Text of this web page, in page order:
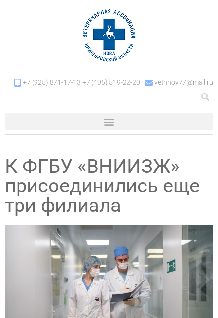
+7 (925) 871-17-13 +7 (495) 519-22-20 vetnnov77@mail.ru
К ФГБУ «ВНИИЗЖ»
присоединились еще
три филиала